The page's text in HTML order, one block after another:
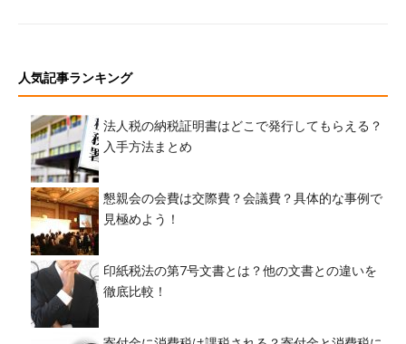
人気記事ランキング
法人税の納税証明書はどこで発行してもらえる？
入手方法まとめ
懇親会の会費は交際費？会議費？具体的な事例で
見極めよう！
印紙税法の第7号文書とは？他の文書との違いを
徹底比較！